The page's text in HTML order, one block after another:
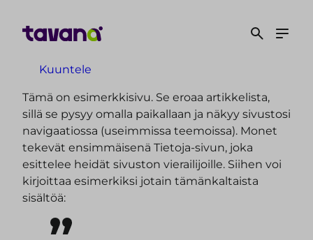
Kuuntele
Tämä on esimerkkisivu. Se eroaa artikkelista,
sillä se pysyy omalla paikallaan ja näkyy sivustosi
navigaatiossa (useimmissa teemoissa). Monet
tekevät ensimmäisenä Tietoja-sivun, joka
esittelee heidät sivuston vierailijoille. Siihen voi
kirjoittaa esimerkiksi jotain tämänkaltaista
sisältöä: